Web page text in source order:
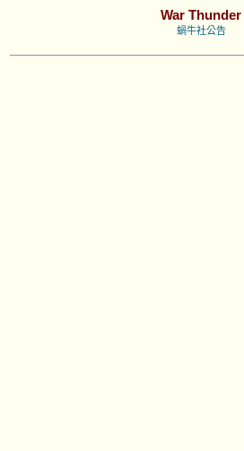
War Thunder
蝸牛社公告